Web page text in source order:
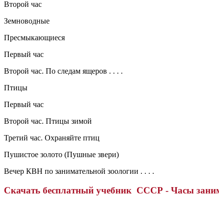
Второй час
Земноводные
Пресмыкающиеся
Первый час
Второй час. По следам ящеров . . . .
Птицы
Первый час
Второй час. Птицы зимой
Третий час. Охраняйте птиц
Пушистое золото (Пушные звери)
Вечер КВН по занимательной зоологии . . . .
Скачать бесплатный учебник СССР - Часы